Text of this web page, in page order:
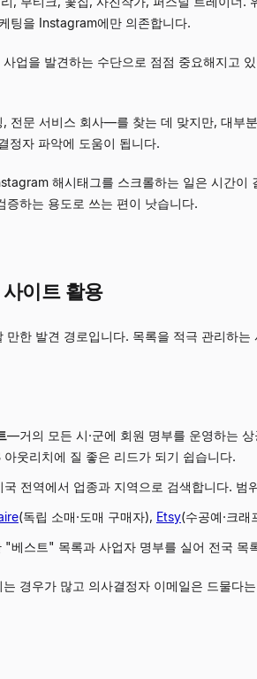
팅을 Instagram에만 의존합니다.
업을 발견하는 수단으로 점점 중요해지고
전문 서비스 회사—를 찾는 데 맞지만, 대부
정자 파악에 도움이 됩니다.
해시태그를 스크롤하는 일은 시간
하는 용도로 쓰는 편이 낫습니다.
이트 활용
한 발견 경로입니다. 목록을 적극 관리하
—거의 모든 시·군에 회원 명부를 운영하는
웃리치에 질 좋은 리드가 되기 쉽습니다.
전역에서 업종과 지역으로 검색합니다. 범
(독립 소매·도매 구매자), Etsy(수공예·크래
"베스트" 목록과 사업자 명부를 실어 전국 목
경우가 많고 의사결정자 이메일은 드물다